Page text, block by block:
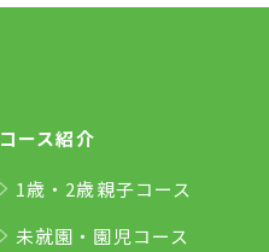
コース紹介
1歳・2歳親子コース
未就園・園児コース